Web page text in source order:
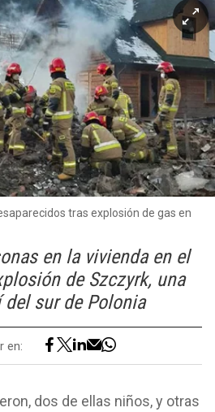
tras explosión de gas en
en la vivienda en el
de Szczyrk, una
sur de Polonia
en:
dos de ellas niños, y otras